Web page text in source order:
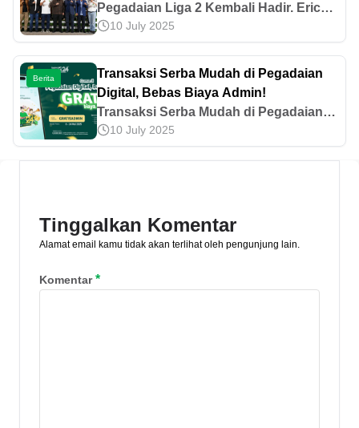
Bersih
Pegadaian Liga 2 Kembali Hadir. Erick
Thohir: Harus Solid Bangun Sepakbola
Bersih
10 July 2025
Berita
Transaksi Serba Mudah di Pegadaian
Digital, Bebas Biaya Admin!
Transaksi Serba Mudah di Pegadaian
Digital, Bebas Biaya Admin!
10 July 2025
Tinggalkan Komentar
Alamat email kamu tidak akan terlihat oleh pengunjung lain.
Komentar*